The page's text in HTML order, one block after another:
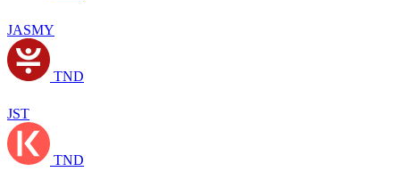
JASMY
TND
JST
TND